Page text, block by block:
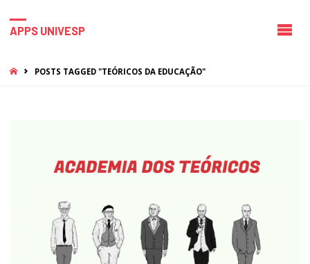
APPS UNIVESP
HOMEPOSTS TAGGED "TEÓRICOS DA EDUCAÇÃO"